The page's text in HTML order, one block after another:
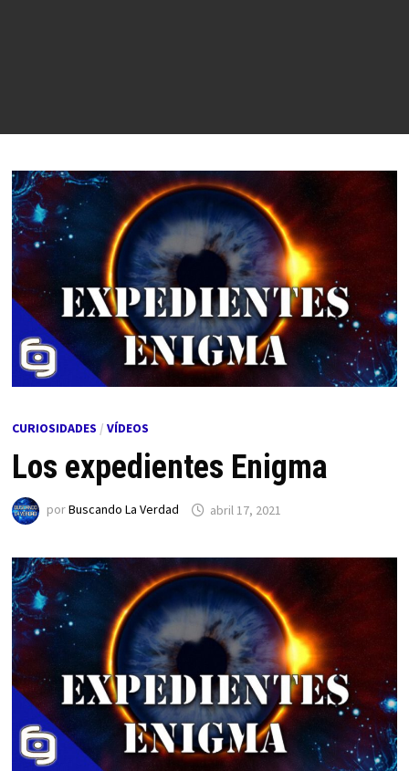
CURIOSIDADES / VÍDEOS
Los expedientes Enigma
porBuscando La Verdad abril 17, 2021